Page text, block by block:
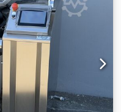
міцність і надійність при
стандартам
ГАБАРИТИ
ШИРИНА:
мм МІНІМАЛЬНА
75 мм